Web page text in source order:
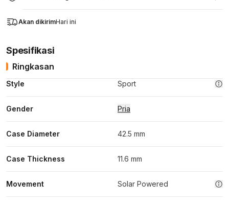
Akan dikirimHari ini
Spesifikasi
Ringkasan
Style Sport
Gender Pria
Case Diameter 42.5 mm
Case Thickness 11.6 mm
Movement Solar Powered